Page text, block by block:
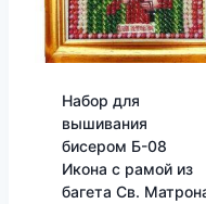
Набор для
вышивания
бисером Б-08
Икона с рамой из
багета Св.